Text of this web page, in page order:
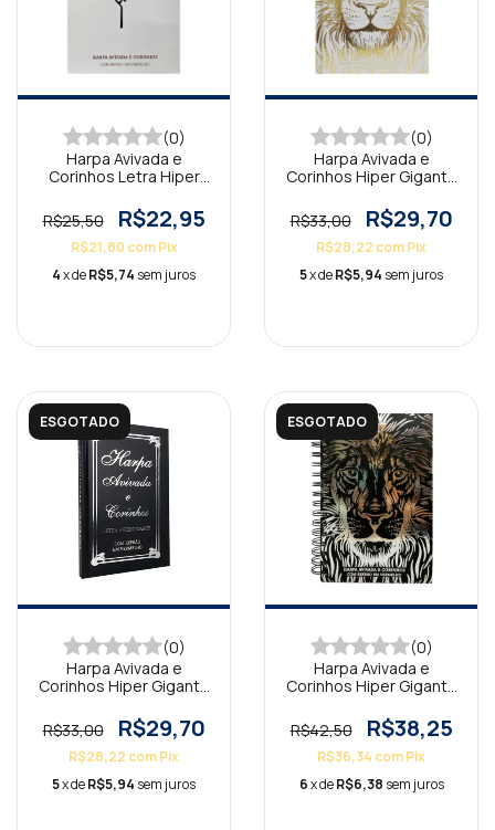
(0)
Harpa Avivada e
Corinhos Letra Hiper
Branca
R$25,50 R$22,95
R$21,80 com Pix
4x deR$5,74 sem juros
(0)
Harpa Avivada e
Corinhos Hiper Gigante
Dourada
R$33,00 R$29,70
R$28,22 comPix
5x deR$5,94 sem juros
ESGOTADO
(0)
Harpa Avivada e
Corinhos Hiper Gigante
Preta
R$33,00 R$29,70
R$28,22 comPix
5x deR$5,94 sem juros
ESGOTADO
(0)
Harpa Avivada e
Corinhos Hiper Gigante
R$42,50
R$38,25
R$36,34 comPix
6x deR$6,38 sem juros